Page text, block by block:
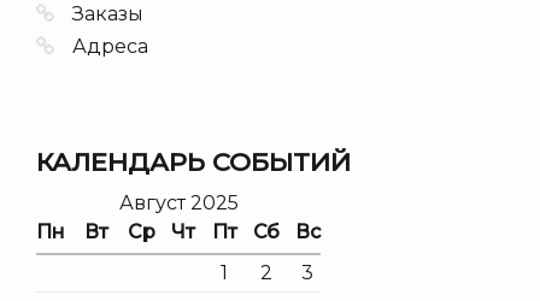
Заказы
Адреса
КАЛЕНДАРЬ СОБЫТИЙ
Август 2025
Пн
Вт Ср Чт Пт Сб
Вс
1
2
3